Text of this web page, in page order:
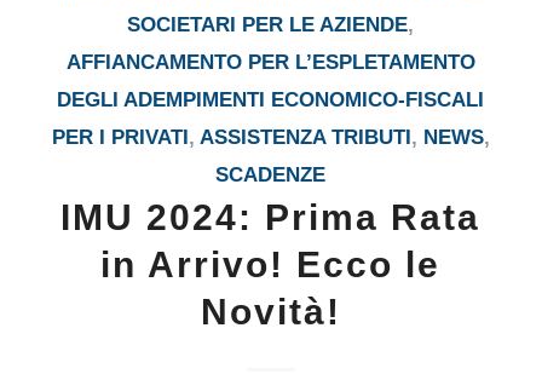
SOCIETARI PER LE AZIENDE,
AFFIANCAMENTO PER L’ESPLETAMENTO
DEGLI ADEMPIMENTI ECONOMICO-FISCALI
PER I PRIVATI, ASSISTENZA TRIBUTI, NEWS,
SCADENZE
IMU 2024: Prima Rata
in Arrivo! Ecco le
Novità!